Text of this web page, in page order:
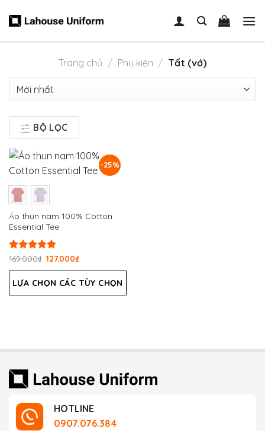
Trang chủ / Phụ kiện / Tất (vớ)
BỘ LỌC
-25%
Áo thun nam 100% Cotton
Essential Tee
Được xếp
5 sao
169.000₫ 127.000₫
LỰA CHỌN CÁC TÙY CHỌN
HOTLINE
0907.076.384